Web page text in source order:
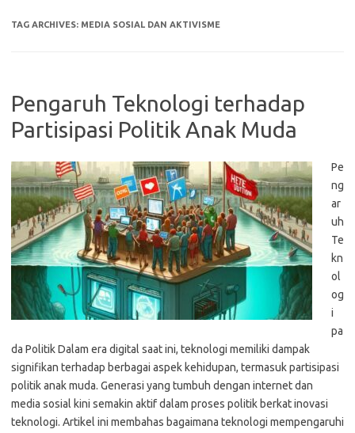
TAG ARCHIVES: MEDIA SOSIAL DAN AKTIVISME
Pengaruh Teknologi terhadap
Partisipasi Politik Anak Muda
Pe
ng
ar
uh
Te
kn
ol
og
i
pa
da Politik Dalam era digital saat ini, teknologi memiliki dampak
signifikan terhadap berbagai aspek kehidupan, termasuk partisipasi
politik anak muda. Generasi yang tumbuh dengan internet dan
media sosial kini semakin aktif dalam proses politik berkat inovasi
teknologi. Artikel ini membahas bagaimana teknologi mempengaruhi